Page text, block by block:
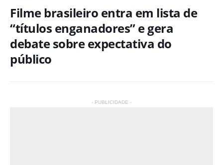
Filme brasileiro entra em lista de
“títulos enganadores” e gera
debate sobre expectativa do
público
- PUBLICIDADE -